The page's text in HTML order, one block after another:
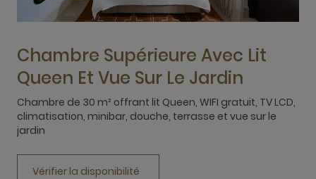
Chambre Supérieure Avec Lit
Queen Et Vue Sur Le Jardin
Chambre de 30 m² offrant lit Queen, WIFI gratuit, TV LCD,
climatisation, minibar, douche, terrasse et vue sur le
jardin
Vérifier la disponibilité